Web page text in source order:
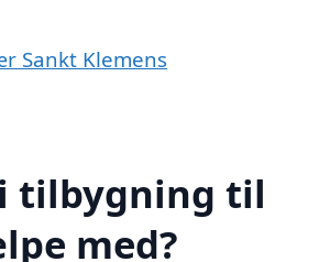
Sankt Klemens
tilbygning til
med?